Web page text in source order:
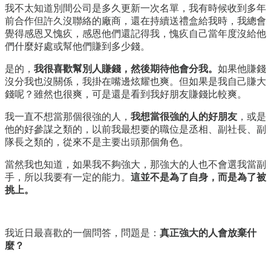
我不太知道別間公司是多久更新一次名單，我有時候收到多年
前合作但許久沒聯絡的廠商，還在持續送禮盒給我時，我總會
覺得感恩又愧疚，感恩他們還記得我，愧疚自己當年度沒給他
們什麼好處或幫他們賺到多少錢。
是的， 我很喜歡幫別人賺錢，然後期待他會分我。 如果他賺錢
沒分我也沒關係，我掛在嘴邊炫耀也爽。但如果是我自己賺大
錢呢？雖然也很爽，可是還是看到我好朋友賺錢比較爽。
我一直不想當那個很強的人， 我想當很強的人的好朋友 ，或是
他的好參謀之類的，以前我最想要的職位是丞相、副社長、副
隊長之類的，從來不是主要出頭那個角色。
當然我也知道，如果我不夠強大，那強大的人也不會選我當副
手，所以我要有一定的能力。 這並不是為了自身，而是為了被
挑上。
我近日最喜歡的一個問答，問題是： 真正強大的人會放棄什
麼？